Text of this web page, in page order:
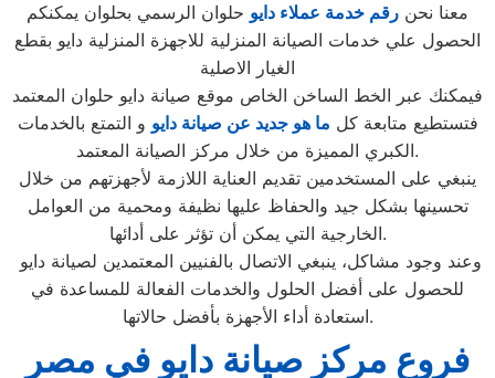
معنا نحن رقم خدمة عملاء دايو حلوان الرسمي بحلوان يمكنكم
الحصول علي خدمات الصيانة المنزلية للاجهزة المنزلية دايو بقطع
الغيار الاصلية
فيمكنك عبر الخط الساخن الخاص موقع صيانة دايو حلوان المعتمد
فتستطيع متابعة كل ما هو جديد عن صيانة دايو و التمتع بالخدمات
الكبري المميزة من خلال مركز الصيانة المعتمد.
ينبغي على المستخدمين تقديم العناية اللازمة لأجهزتهم من خلال
تحسينها بشكل جيد والحفاظ عليها نظيفة ومحمية من العوامل
الخارجية التي يمكن أن تؤثر على أدائها.
للحصول على أفضل الحلول والخدمات الفعالة للمساعدة في
استعادة أداء الأجهزة بأفضل حالاتها.
فروع مركز صيانة دايو في مصر